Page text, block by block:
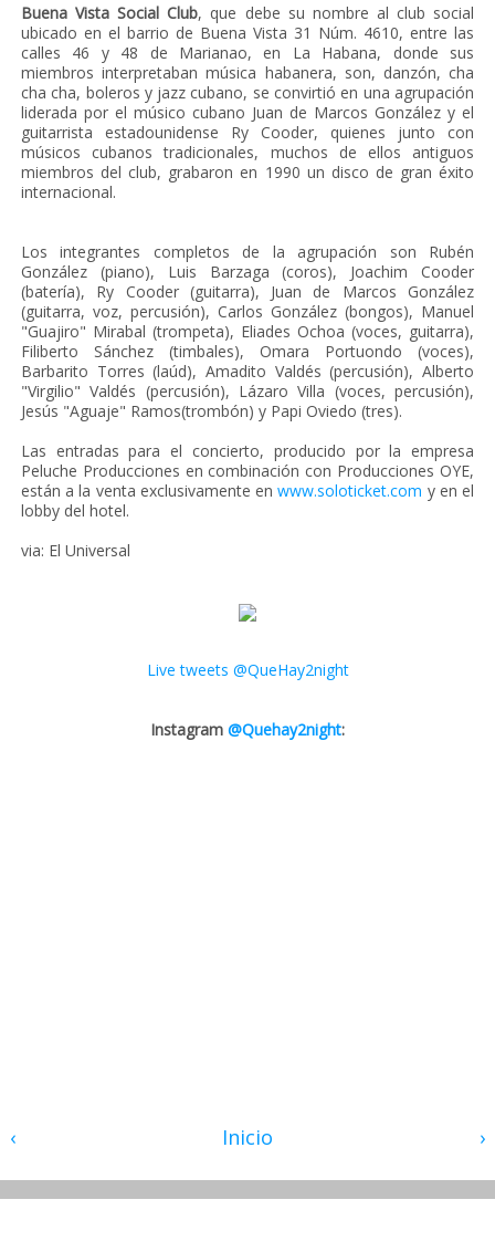
Buena Vista Social Club, que debe su nombre al club social
ubicado en el barrio de Buena Vista 31 Núm. 4610, entre las
calles 46 y 48 de Marianao, en La Habana, donde sus
miembros interpretaban música habanera, son, danzón, cha
cha cha, boleros y jazz cubano, se convirtió en una agrupación
liderada por el músico cubano Juan de Marcos González y el
guitarrista estadounidense Ry Cooder, quienes junto con
músicos cubanos tradicionales, muchos de ellos antiguos
miembros del club, grabaron en 1990 un disco de gran éxito
internacional.
Los integrantes completos de la agrupación son Rubén
González (piano), Luis Barzaga (coros), Joachim Cooder
(batería), Ry Cooder (guitarra), Juan de Marcos González
(guitarra, voz, percusión), Carlos González (bongos), Manuel
"Guajiro" Mirabal (trompeta), Eliades Ochoa (voces, guitarra),
Filiberto Sánchez (timbales), Omara Portuondo (voces),
Barbarito Torres (laúd), Amadito Valdés (percusión), Alberto
"Virgilio" Valdés (percusión), Lázaro Villa (voces, percusión),
Jesús "Aguaje" Ramos(trombón) y Papi Oviedo (tres).
Las entradas para el concierto, producido por la empresa
Peluche Producciones en combinación con Producciones OYE,
están a la venta exclusivamente enwww.soloticket.com y en el
lobby del hotel.
via: El Universal
Live tweets @QueHay2night
Instagram @Quehay2night:
‹ ›
Inicio